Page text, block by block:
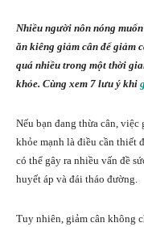
Nhiều người nôn nóng
ăn kiêng giảm cân để giảm
quá nhiều trong một thời
khỏe. Cùng xem 7 lưu ý khi
Nếu bạn đang thừa cân,
khỏe mạnh là điều cần thiết
có thể gây ra nhiều vấn đề
huyết áp và đái tháo đường.
Tuy nhiên, giảm cân không